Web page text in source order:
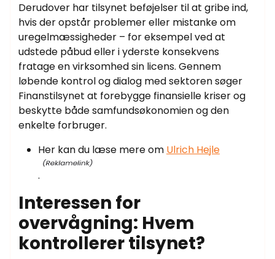
Derudover har tilsynet beføjelser til at gribe ind,
hvis der opstår problemer eller mistanke om
uregelmæssigheder – for eksempel ved at
udstede påbud eller i yderste konsekvens
fratage en virksomhed sin licens. Gennem
løbende kontrol og dialog med sektoren søger
Finanstilsynet at forebygge finansielle kriser og
beskytte både samfundsøkonomien og den
enkelte forbruger.
Her kan du læse mere om Ulrich Hejle
.
Interessen for
overvågning: Hvem
kontrollerer tilsynet?